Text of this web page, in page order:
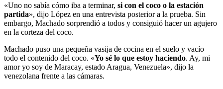
«Uno no sabía cómo iba a terminar, si con el coco o la estación
partida», dijo López en una entrevista posterior a la prueba. Sin
embargo, Machado sorprendió a todos y consiguió hacer un agujero
en la corteza del coco.
Machado puso una pequeña vasija de cocina en el suelo y vacío
todo el contenido del coco. «Yo sé lo que estoy haciendo. Ay, mi
amor yo soy de Maracay, estado Aragua, Venezuela», dijo la
venezolana frente a las cámaras.